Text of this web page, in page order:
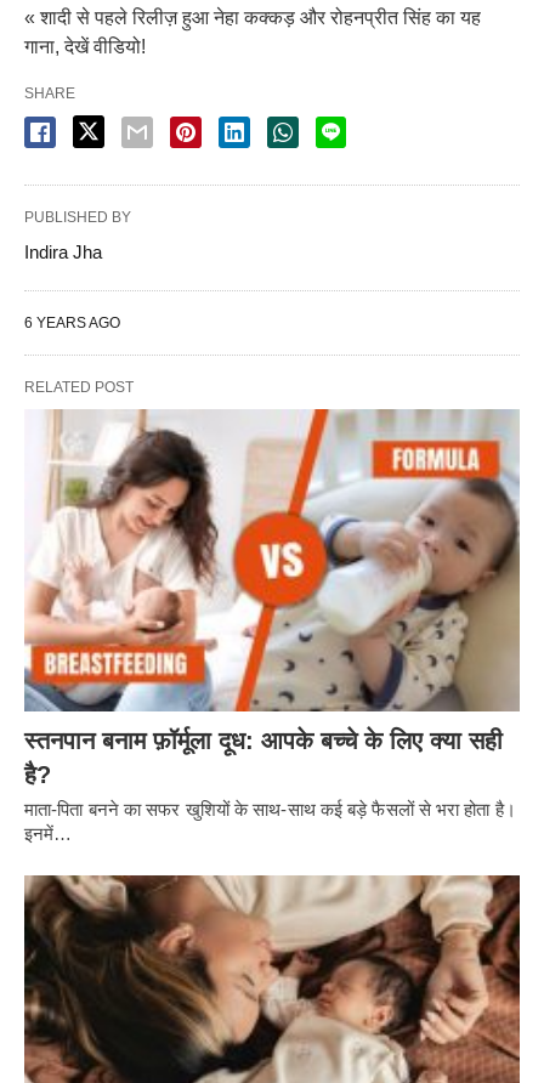
« शादी से पहले रिलीज़ हुआ नेहा कक्कड़ और रोहनप्रीत सिंह का यह
गाना, देखें वीडियो!
SHARE
PUBLISHED BY
Indira Jha
6 YEARS AGO
RELATED POST
स्तनपान बनाम फ़ॉर्मूला दूध: आपके बच्चे के लिए क्या सही
है?
माता-पिता बनने का सफर खुशियों के साथ-साथ कई बड़े फैसलों से भरा होता है।
इनमें…